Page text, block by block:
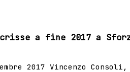
a fine 2017 a
2017 Vincenzo